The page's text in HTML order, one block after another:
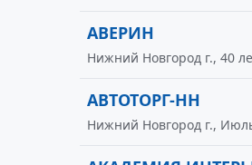
АВЕРИН
Нижний Новгород г., 40
АВТОТОРГ-НН
Нижний Новгород г.,